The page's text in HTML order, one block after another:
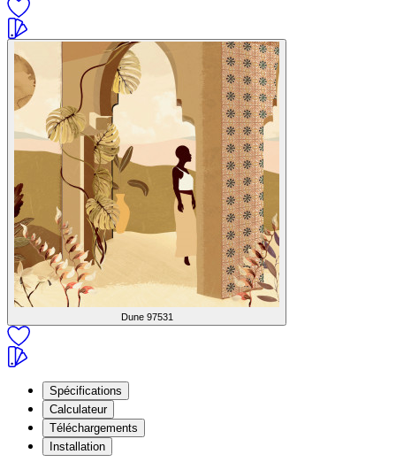
Dune 97531
Spécifications
Calculateur
Téléchargements
Installation